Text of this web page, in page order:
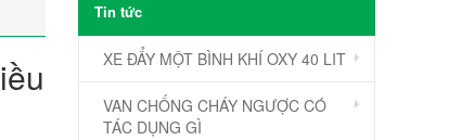
Tin tức
XE ĐẨY MỘT BÌNH KHÍ OXY 40 LIT
VAN CHỐNG CHÁY NGƯỢC CÓ
TÁC DỤNG GÌ